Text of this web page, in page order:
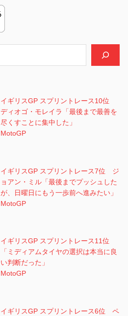
イギリスGP スプリントレース10位
ディオゴ・モレイラ「最後まで最善を
尽くすことに集中した」
MotoGP
イギリスGP スプリントレース7位 ジ
ョアン・ミル「最後までプッシュした
が、日曜日にもう一歩前へ進みたい」
MotoGP
イギリスGP スプリントレース11位
「ミディアムタイヤの選択は本当に良
い判断だった」
MotoGP
イギリスGP スプリントレース6位 ペ